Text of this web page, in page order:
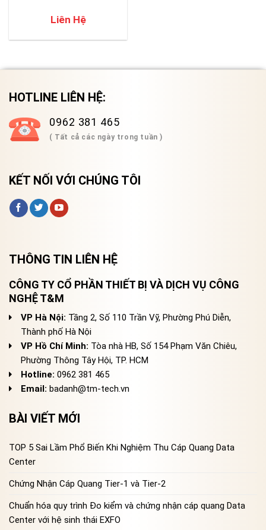
Liên Hệ
HOTLINE LIÊN HỆ:
0962 381 465
( Tất cả các ngày trong tuần )
KẾT NỐI VỚI CHÚNG TÔI
THÔNG TIN LIÊN HỆ
CÔNG TY CỔ PHẦN THIẾT BỊ VÀ DỊCH VỤ CÔNG
NGHỆ T&M
VP Hà Nội: Tầng 2, Số 110 Trần Vỹ, Phường Phú Diễn,
Thành phố Hà Nội
VP Hồ Chí Minh: Tòa nhà HB, Số 154 Phạm Văn Chiêu,
Phường Thông Tây Hội, TP. HCM
Hotline: 0962 381 465
Email: badanh@tm-tech.vn
BÀI VIẾT MỚI
TOP 5 Sai Lầm Phổ Biến Khi Nghiệm Thu Cáp Quang Data
Center
Chứng Nhận Cáp Quang Tier-1 và Tier-2
Chuẩn hóa quy trình Đo kiểm và chứng nhận cáp quang Data
Center với hệ sinh thái EXFO